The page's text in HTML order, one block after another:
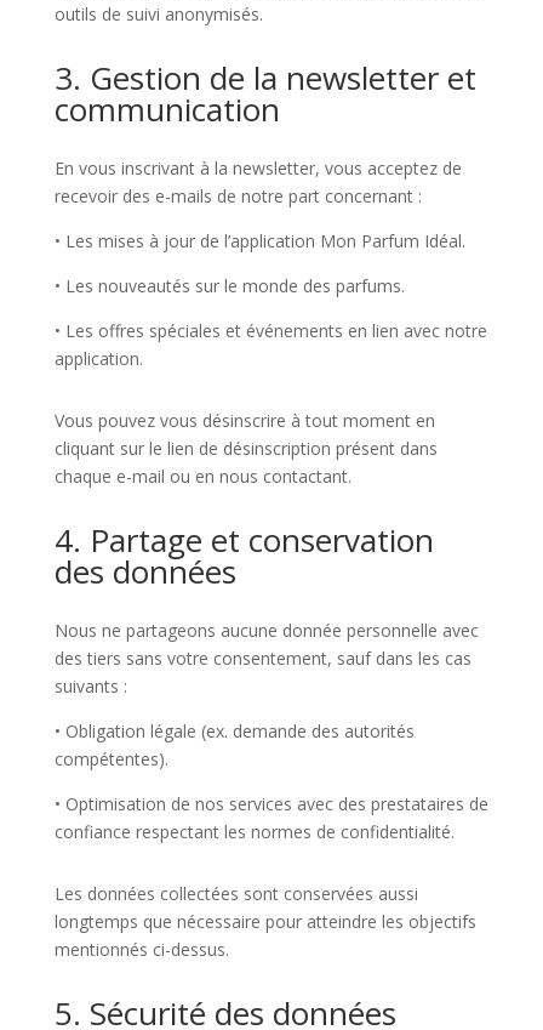
outils de suivi anonymisés.
3. Gestion de la newsletter et
communication
En vous inscrivant à la newsletter, vous acceptez de
recevoir des e-mails de notre part concernant :
• Les mises à jour de l’application Mon Parfum Idéal.
• Les nouveautés sur le monde des parfums.
• Les offres spéciales et événements en lien avec notre
application.
Vous pouvez vous désinscrire à tout moment en
cliquant sur le lien de désinscription présent dans
chaque e-mail ou en nous contactant.
4. Partage et conservation
des données
Nous ne partageons aucune donnée personnelle avec
des tiers sans votre consentement, sauf dans les cas
suivants :
• Obligation légale (ex. demande des autorités
compétentes).
• Optimisation de nos services avec des prestataires de
confiance respectant les normes de confidentialité.
Les données collectées sont conservées aussi
longtemps que nécessaire pour atteindre les objectifs
mentionnés ci-dessus.
5. Sécurité des données